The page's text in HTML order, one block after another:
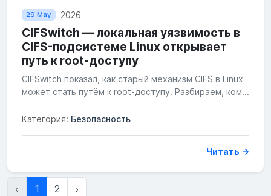
29 May 2026
CIFSwitch — локальная уязвимость в
CIFS-подсистеме Linux открывает
путь к root-доступу
CIFSwitch показал, как старый механизм CIFS в Linux
может стать путём к root-доступу. Разбираем, ком...
Категория: Безопасность
Читать →
‹ 1 2 ›